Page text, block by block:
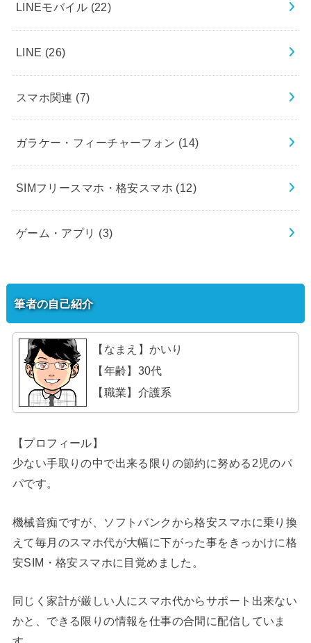
LINEモバイル (22)
LINE (26)
スマホ関連 (7)
ガラケー・フィーチャーフォン (14)
SIMフリースマホ・格安スマホ (12)
ゲーム・アプリ (3)
筆者の自己紹介
【なまえ】かいり
【年齢】30代
【職業】介護系
【プロフィール】
少ない手取りの中で出来る限りの節約に努める2児のパ
パです。
機械音痴ですが、ソフトバンクから格安スマホに乗り換
えて毎月のスマホ代が大幅に下がった事をきっかけに格
安SIM・格安スマホに目覚めました。
同じく家計が厳しい人にスマホ代からサポート出来ない
かと、できる限りの情報を仕事の合間に配信していま